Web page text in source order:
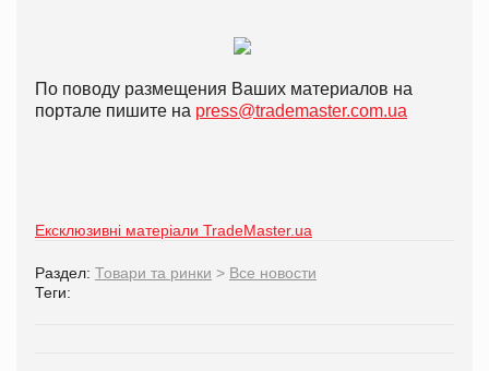
По поводу размещения Ваших материалов на
портале пишите на press@trademaster.com.ua
Ексклюзивні матеріали TradeMaster.ua
Раздел: Товари та ринки > Все новости
Теги: